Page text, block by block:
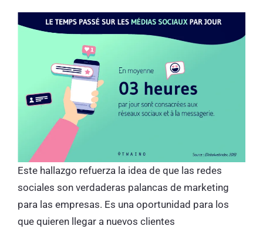
Este hallazgo refuerza la idea de que las redes
sociales son verdaderas palancas de marketing
para las empresas. Es una oportunidad para los
que quieren llegar a nuevos clientes